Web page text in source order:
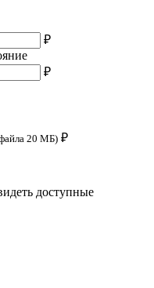
₽
₽
20 МБ) ₽
доступные